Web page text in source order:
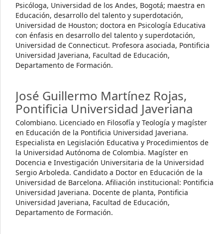
Psicóloga, Universidad de los Andes, Bogotá; maestra en
Educación, desarrollo del talento y superdotación,
Universidad de Houston; doctora en Psicología Educativa
con énfasis en desarrollo del talento y superdotación,
Universidad de Connecticut. Profesora asociada, Pontificia
Universidad Javeriana, Facultad de Educación,
Departamento de Formación.
José Guillermo Martínez Rojas,
Pontificia Universidad Javeriana
Colombiano. Licenciado en Filosofía y Teología y magíster
en Educación de la Pontificia Universidad Javeriana.
Especialista en Legislación Educativa y Procedimientos de
la Universidad Autónoma de Colombia. Magíster en
Docencia e Investigación Universitaria de la Universidad
Sergio Arboleda. Candidato a Doctor en Educación de la
Universidad de Barcelona. Afiliación institucional: Pontificia
Universidad Javeriana. Docente de planta, Pontificia
Universidad Javeriana, Facultad de Educación,
Departamento de Formación.